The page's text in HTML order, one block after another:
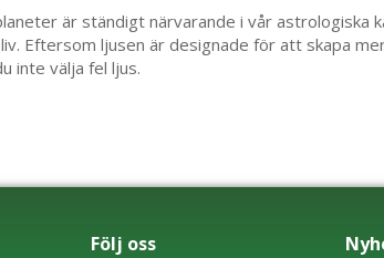
är ständigt närvarande i vår astrologiska
Eftersom ljusen är designade för att skapa
inte välja fel ljus.
Följ oss